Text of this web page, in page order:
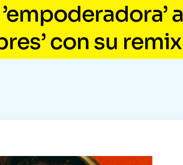
a
con su remix